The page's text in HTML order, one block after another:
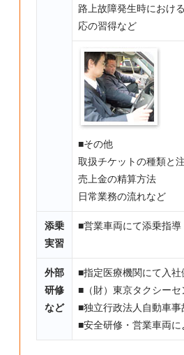
路上故障発生時におけ
応の習得など
■その他
取扱チケットの種類と
売上金の精算方法
日常業務の流れなど
添乗
実習
■営業車両にて添乗指導
外部
研修
など
■指定医療機関にて入社
■（財）東京タクシー
■独立行政法人自動車
■安全研修・営業車両